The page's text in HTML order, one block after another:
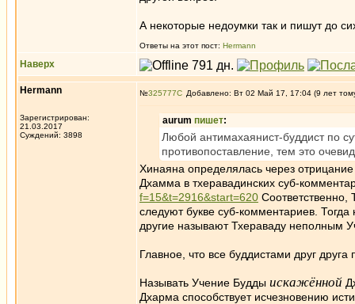
А некоторые недоумки так и пишут до
Ответы на этот пост: Hermann
Наверх
Hermann
Зарегистрирован:
21.03.2017
Суждений: 3898
№325777 Добавлено: Вт 02 Май 17, 17:04 (9 лет
aurum пишет:
Любой антимахаянист-буддист по
противопоставление, тем это
Хинаяна определялась через
Дхамма в тхеравадинских суб-
f=15&t=2916&start=620 Соответственно,
следуют букве суб-комментариев.
другие называют Тхераваду
Главное, что все буддистами друг друга
Называть Учение Будды искажённой
Дхарма способствует исчезновению